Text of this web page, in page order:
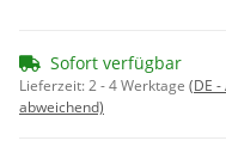
Sofort verfügbar
Lieferzeit:2 - 4 Werktage (DE
abweichend)